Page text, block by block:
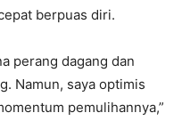
berpuas diri.
perang dagang dan
Namun, saya optimis
pemulihannya,”